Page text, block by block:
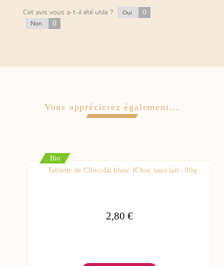
Cet avis vous a-t-il été utile ?
Oui 0
Non 0
Vous apprécierez également...
Bio
Tablette de Chocolat blanc IChoc sans lait - 80g
2,80 €